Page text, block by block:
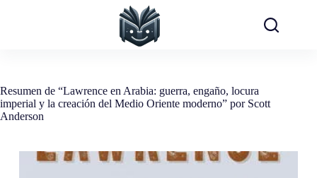
Resumen de “Lawrence en Arabia: guerra, engaño, locura
imperial y la creación del Medio Oriente moderno” por Scott
Anderson